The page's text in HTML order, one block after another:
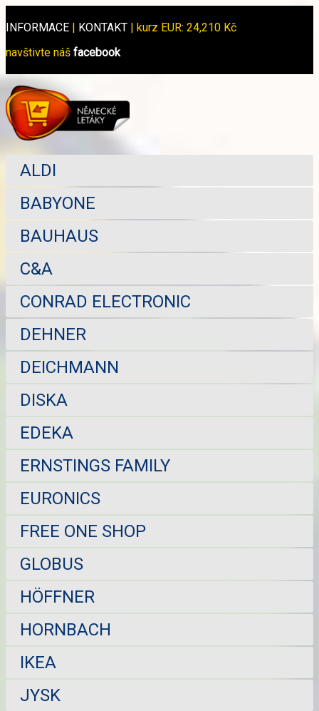
INFORMACE | KONTAKT | kurz EUR: 24,210 Kč
navštivte náš facebook
ALDI
BABYONE
BAUHAUS
C&A
CONRAD ELECTRONIC
DEHNER
DEICHMANN
DISKA
EDEKA
ERNSTINGS FAMILY
EURONICS
FREE ONE SHOP
GLOBUS
HÖFFNER
HORNBACH
IKEA
JYSK